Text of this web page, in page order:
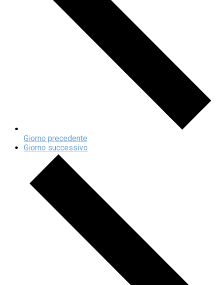
Giorno precedente
Giorno successivo